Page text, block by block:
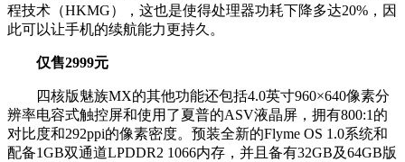
程技术（HKMG），这也是使得处理器功耗下降多达20%，因
此可以让手机的续航能力更持久。
仅售2999元
四核版魅族MX的其他功能还包括4.0英寸960×640像素分
辨率电容式触控屏和使用了夏普的ASV液晶屏，拥有800:1的
对比度和292ppi的像素密度。预装全新的Flyme OS 1.0系统和
配备1GB双通道LPDDR2 1066内存，并且备有32GB及64GB版